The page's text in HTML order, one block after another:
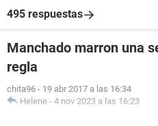
495 respuestas
Manchado marron una
regla
chita96 - 19 abr 2017 a las 16:34
Helene - 4 nov 2023 a las 16:23